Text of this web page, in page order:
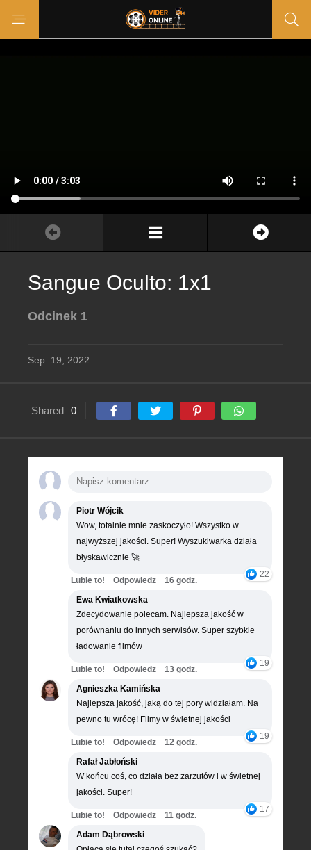
Sangue Oculto: 1x1
Odcinek 1
Sep. 19, 2022
Shared 0
Piotr Wójcik
Wow, totalnie mnie zaskoczyło! Wszystko w
najwyższej jakości. Super! Wyszukiwarka działa
błyskawicznie 🚀
22
Lubie to! Odpowiedz
16 godz.
Ewa Kwiatkowska
Zdecydowanie polecam. Najlepsza jakość w
porównaniu do innych serwisów. Super szybkie
ładowanie filmów
19
Lubie to! Odpowiedz
13 godz.
Agnieszka Kamińska
Najlepsza jakość, jaką do tej pory widziałam. Na
pewno tu wrócę! Filmy w świetnej jakości
19
Lubie to! Odpowiedz
12 godz.
Rafał Jabłoński
W końcu coś, co działa bez zarzutów i w świetnej
jakości. Super!
17
Lubie to! Odpowiedz
11 godz.
Adam Dąbrowski